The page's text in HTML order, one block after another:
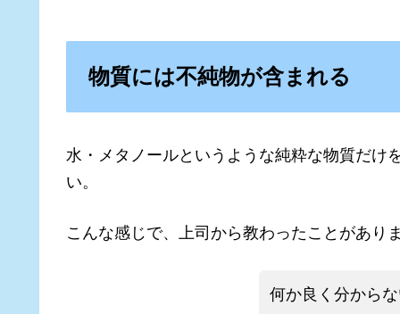
物質には不純物が含まれる
水・メタノールというような純粋な物質だけ
い。
こんな感じで、上司から教わったことがあり
何か良く分から